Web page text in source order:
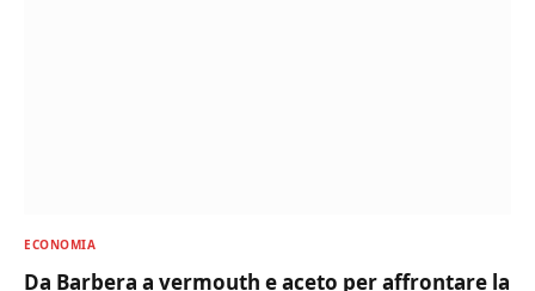
ECONOMIA
Da Barbera a vermouth e aceto per affrontare la